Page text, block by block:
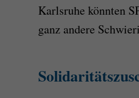
Karlsruhe könnten
ganz andere